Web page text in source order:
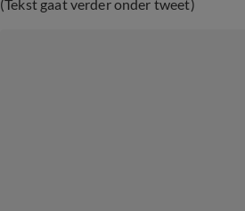
(Tekst gaat verder onder tweet)